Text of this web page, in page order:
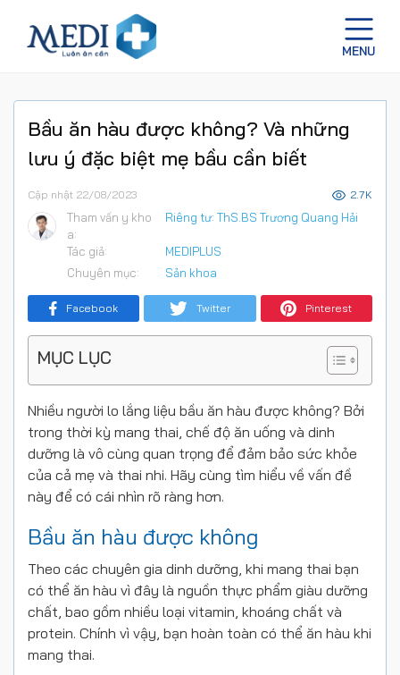
Bầu ăn hàu được không? Và những
lưu ý đặc biệt mẹ bầu cần biết
Cập nhật 22/08/2023 2.7K
Tham vấn y kho
a:
Riêng tư: ThS.BS Trương Quang Hải
Tác giả:
MEDIPLUS
Chuyên mục:
Sản khoa
Facebook Twitter Pinterest
MỤC LỤC
Nhiều người lo lắng liệu bầu ăn hàu được không? Bởi
trong thời kỳ mang thai, chế độ ăn uống và dinh
dưỡng là vô cùng quan trọng để đảm bảo sức khỏe
của cả mẹ và thai nhi. Hãy cùng tìm hiểu về vấn đề
này để có cái nhìn rõ ràng hơn.
Bầu ăn hàu được không
Theo các chuyên gia dinh dưỡng, khi mang thai bạn
có thể ăn hàu vì đây là nguồn thực phẩm giàu dưỡng
chất, bao gồm nhiều loại vitamin, khoáng chất và
protein. Chính vì vậy, bạn hoàn toàn có thể ăn hàu khi
mang thai.